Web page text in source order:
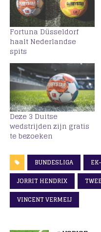
Fortuna Düsseldorf
haalt Nederlandse
spits
Deze 3 Duitse
wedstrijden zijn gratis
te bezoeken
BUNDESLIGA
JORRIT HENDRIX
VINCENT VERMEIJ